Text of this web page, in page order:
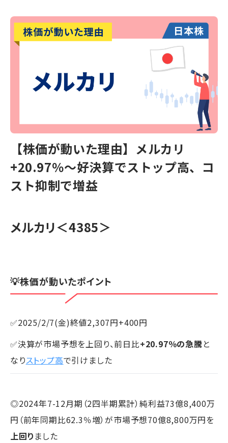
【株価が動いた理由】メルカリ
+20.97％～好決算でストップ高、コ
スト抑制で増益
メルカリ＜4385＞
💡株価が動いたポイント
✅2025/2/7(金)終値2,307円+400円
✅決算が市場予想を上回り、前日比+20.97％の急騰と
なりストップ高で引けました
◎2024年7-12月期（2四半期累計）純利益73億8,400万
円（前年同期比62.3％増）が市場予想70億8,800万円を
上回り ました